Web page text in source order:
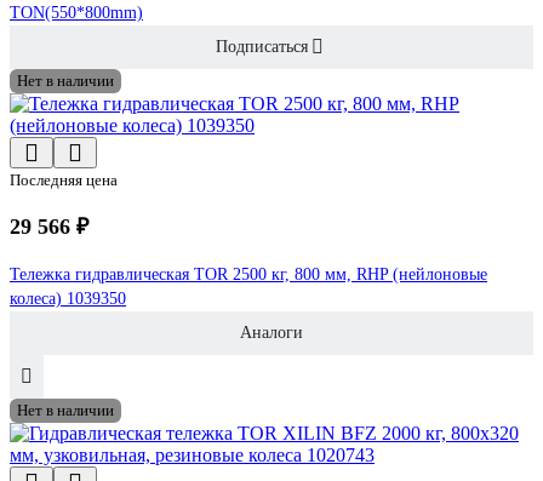
TON(550*800mm)
Подписаться
Нет в наличии
Последняя цена
29 566 ₽
Тележка гидравлическая TOR 2500 кг, 800 мм, RHP (нейлоновые
колеса) 1039350
Аналоги
Нет в наличии